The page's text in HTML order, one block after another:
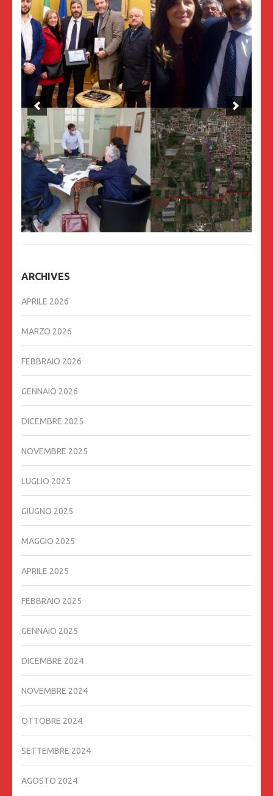
ARCHIVES
APRILE 2026
MARZO 2026
FEBBRAIO 2026
GENNAIO 2026
DICEMBRE 2025
NOVEMBRE 2025
LUGLIO 2025
GIUGNO 2025
MAGGIO 2025
APRILE 2025
FEBBRAIO 2025
GENNAIO 2025
DICEMBRE 2024
NOVEMBRE 2024
OTTOBRE 2024
SETTEMBRE 2024
AGOSTO 2024